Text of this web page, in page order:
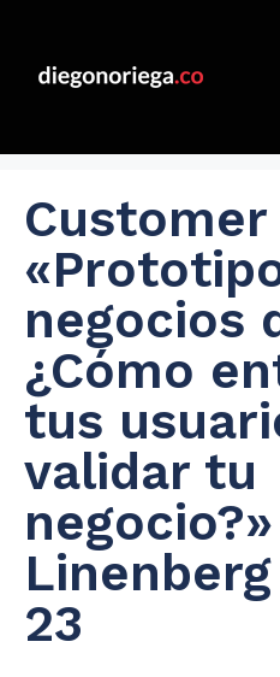
Customer
negocios
¿Cómo
tus
validar tu
23